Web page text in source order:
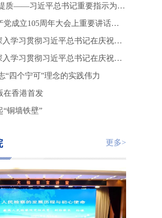
落实立德树人根本任务 推进基础教育扩优提质——习近平总书记重要指示为开创基础教育高质量发展新局面凝聚奋进力量
深入学习贯彻习近平总书记在庆祝中国共产党成立105周年大会上重要讲话系列述评之十六
“必须持续推动构建人类命运共同体”——深入学习贯彻习近平总书记在庆祝中国共产党成立105周年大会上重要讲话系列述评之十五
“注重强健自身，始终充满生机活力”——深入学习贯彻习近平总书记在庆祝中国共产党成立105周年大会上重要讲话系列述评之十一
四个宁可”理念的实践伟力
在香港首发
铜墙铁壁”
更多>